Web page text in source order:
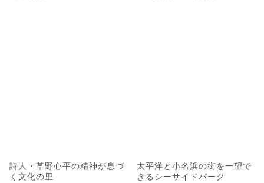
詩人・草野心平の精神が息づ
く文化の里
太平洋と小名浜の街を一望で
きるシーサイドパーク